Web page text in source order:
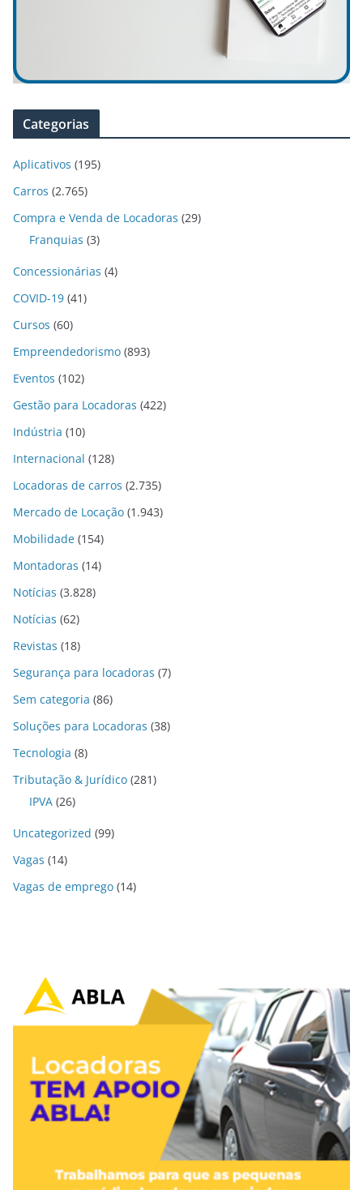
Categorias
Aplicativos (195)
Carros (2.765)
Compra e Venda de Locadoras (29)
Franquias (3)
Concessionárias (4)
COVID-19 (41)
Cursos (60)
Empreendedorismo (893)
Eventos (102)
Gestão para Locadoras (422)
Indústria (10)
Internacional (128)
Locadoras de carros (2.735)
Mercado de Locação (1.943)
Mobilidade (154)
Montadoras (14)
Notícias (3.828)
Notícias (62)
Revistas (18)
Segurança para locadoras (7)
Sem categoria (86)
Soluções para Locadoras (38)
Tecnologia (8)
Tributação & Jurídico (281)
IPVA (26)
Uncategorized (99)
Vagas (14)
Vagas de emprego (14)